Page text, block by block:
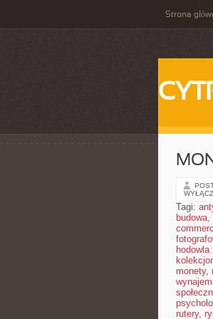
Strona
Tagi:
budowa,
monety,
wynajem
rutery,